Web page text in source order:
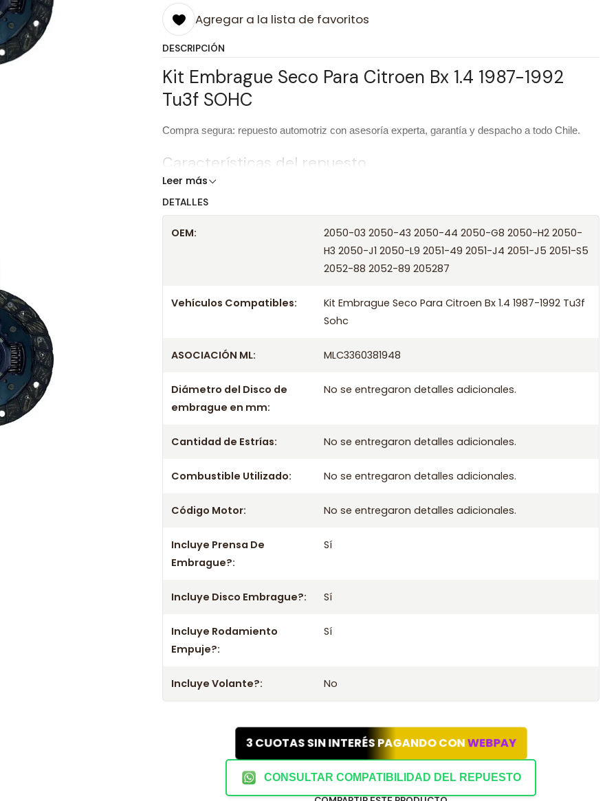
Agregar a la lista de favoritos
DESCRIPCIÓN
Kit Embrague Seco Para Citroen Bx 1.4 1987-1992
Tu3f SOHC
Compra segura: repuesto automotriz con asesoría experta, garantía y despacho a todo Chile.
Características del repuesto
Producto
/ Códigos equivalentes
Información técnica
Entrega el mismo día en comunas aplicables de Santiago si compras antes de las 10:30 de lunes
a viernes. Realizamos despachos a todo Chile.
- Disco
1987 1988 1989 1990 1991 1992
2050-03 2050-43 2050-44 2050-G8 2050-H2 2050-H3 2050-J1 2050-L9 2051-49 2051-J4 2051-J5
- Mejora el rendimiento y la confiabilidad con este kit.
- No olvides consultar la aplicación con tu chasis o datos del vehículo.
Leer más
DETALLES
OEM:
2050-03 2050-43 2050-44 2050-G8 2050-H2 2050-
H3 2050-J1 2050-L9 2051-49 2051-J4 2051-J5 2051-S5
2052-88 2052-89 205287
Vehículos Compatibles:
Kit Embrague Seco Para Citroen Bx 1.4 1987-1992 Tu3f
Sohc
ASOCIACIÓN ML: MLC3360381948
Diámetro del Disco de
embrague en mm:
No se entregaron detalles adicionales.
Cantidad de Estrías: No se entregaron detalles adicionales.
Combustible Utilizado: No se entregaron detalles adicionales.
Código Motor: No se entregaron detalles adicionales.
Incluye Prensa De
Embrague?:
Sí
Incluye Disco Embrague?: Sí
Incluye Rodamiento
Empuje?:
Sí
Incluye Volante?: No
3 CUOTAS SIN INTERÉS PAGANDO CONWEBPAY
CONSULTAR COMPATIBILIDAD DEL REPUESTO